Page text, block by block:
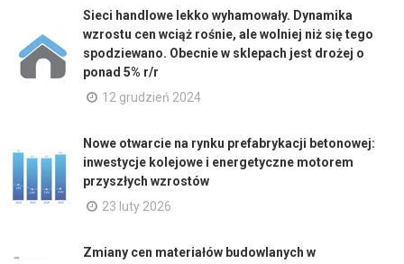
Sieci handlowe lekko wyhamowały. Dynamika
wzrostu cen wciąż rośnie, ale wolniej niż się tego
spodziewano. Obecnie w sklepach jest drożej o
ponad 5% r/r
12 grudzień 2024
Nowe otwarcie na rynku prefabrykacji betonowej:
inwestycje kolejowe i energetyczne motorem
przyszłych wzrostów
23 luty 2026
Zmiany cen materiałów budowlanych w